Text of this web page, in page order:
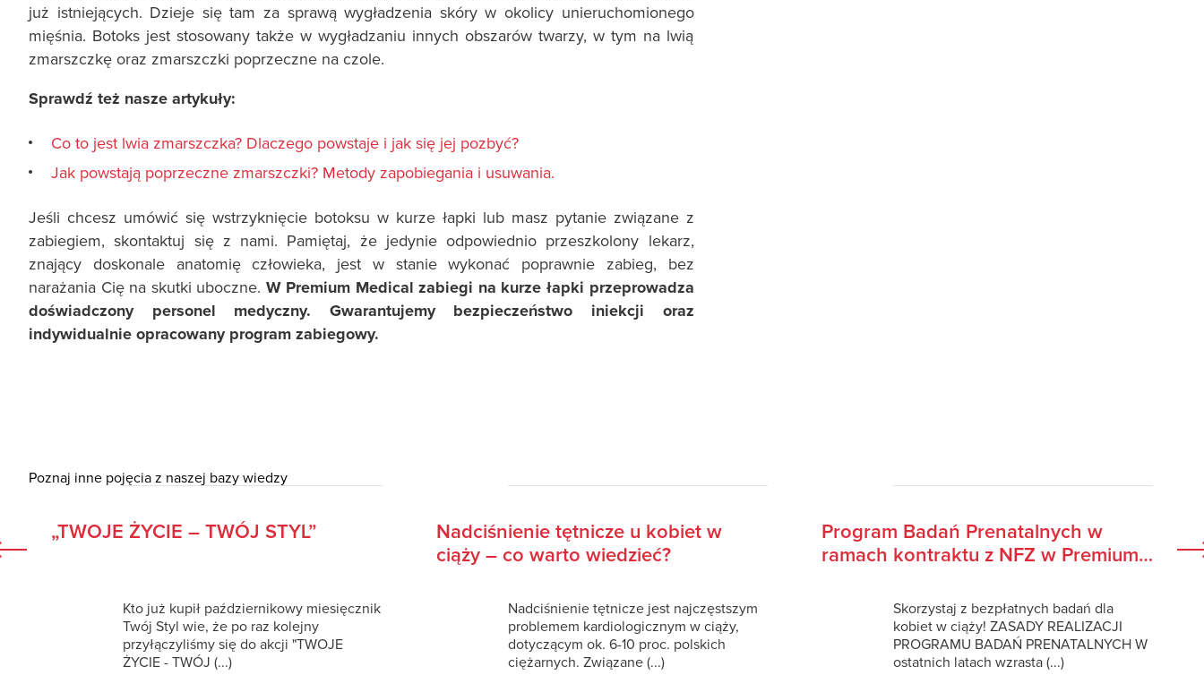
już istniejących. Dzieje się tam za sprawą wygładzenia skóry w okolicy unieruchomionego
mięśnia. Botoks jest stosowany także w wygładzaniu innych obszarów twarzy, w tym na lwią
zmarszczkę oraz zmarszczki poprzeczne na czole.
Sprawdź też nasze artykuły:
Co to jest lwia zmarszczka? Dlaczego powstaje i jak się jej pozbyć?
Jak powstają poprzeczne zmarszczki? Metody zapobiegania i usuwania.
Jeśli chcesz umówić się wstrzyknięcie botoksu w kurze łapki lub masz pytanie związane z
zabiegiem, skontaktuj się z nami. Pamiętaj, że jedynie odpowiednio przeszkolony lekarz,
znający doskonale anatomię człowieka, jest w stanie wykonać poprawnie zabieg, bez
narażania Cię na skutki uboczne. W Premium Medical zabiegi na kurze łapki przeprowadza
doświadczony personel medyczny. Gwarantujemy bezpieczeństwo iniekcji oraz
indywidualnie opracowany program zabiegowy.
Poznaj inne pojęcia z naszej bazy wiedzy
„TWOJE ŻYCIE – TWÓJ STYL”
Kto już kupił październikowy miesięcznik
Twój Styl wie, że po raz kolejny
przyłączyliśmy się do akcji "TWOJE
ŻYCIE - TWÓJ (...)
Nadciśnienie tętnicze u kobiet w
ciąży – co warto wiedzieć?
Nadciśnienie tętnicze jest najczęstszym
problemem kardiologicznym w ciąży,
dotyczącym ok. 6-10 proc. polskich
ciężarnych. Związane (...)
Program Badań Prenatalnych w
ramach kontraktu z NFZ w Premium
Skorzystaj z bezpłatnych badań dla
kobiet w ciąży! ZASADY REALIZACJI
PROGRAMU BADAŃ PRENATALNYCH W
ostatnich latach wzrasta (...)